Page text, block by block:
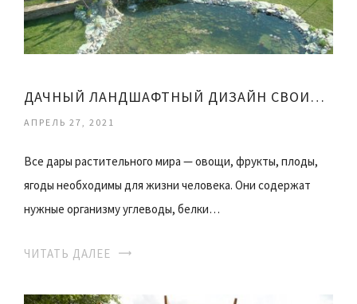
ДАЧНЫЙ ЛАНДШАФТНЫЙ ДИЗАЙН СВОИМИ РУКАМИ
АПРЕЛЬ 27, 2021
Все дары растительного мира — овощи, фрукты, плоды,
ягоды необходимы для жизни человека. Они содержат
нужные организму углеводы, белки…
ЧИТАТЬ ДАЛЕЕ